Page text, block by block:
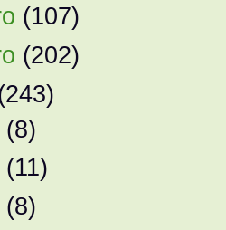
(107)
(202)
(8)
(11)
(8)